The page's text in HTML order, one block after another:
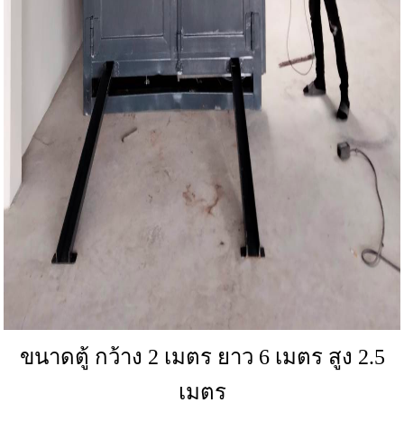
ขนาดตู้ กว้าง 2 เมตร ยาว 6 เมตร สูง 2.5
เมตร